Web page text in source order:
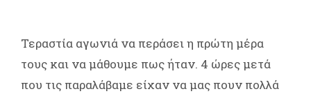
Τεραστία αγωνιά να περάσει η πρώτη μέρα
τους και να μάθουμε πως ήταν. 4 ώρες μετά
που τις παραλάβαμε είχαν να μας πουν πολλά